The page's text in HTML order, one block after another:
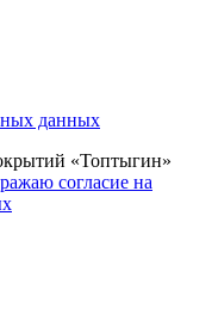
данных
«Топтыгин»
согласие на